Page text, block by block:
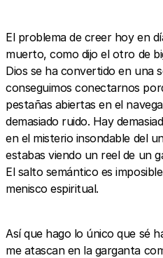
El problema de creer hoy en
muerto, como dijo el otro de
Dios se ha convertido en una
conseguimos conectarnos
pestañas abiertas en el
demasiado ruido. Hay
en el misterio insondable del
estabas viendo un reel de un
El salto semántico es
menisco espiritual.
Así que hago lo único que sé
me atascan en la garganta